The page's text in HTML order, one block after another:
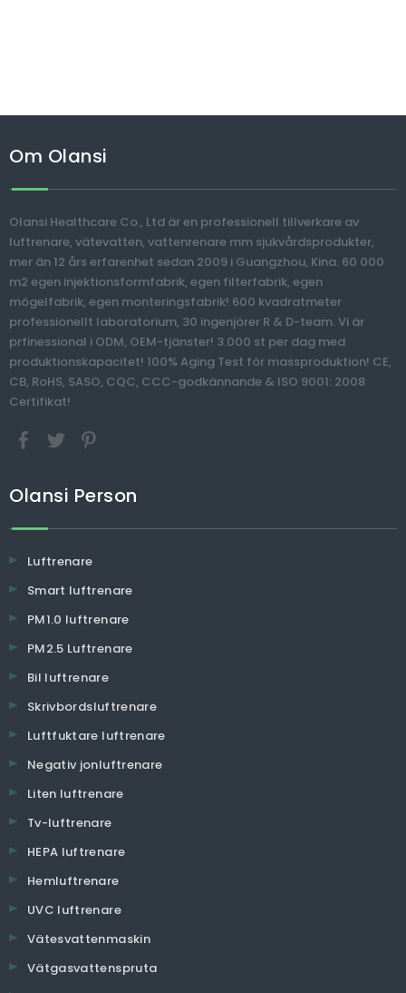
Om Olansi
Olansi Healthcare Co., Ltd är en professionell tillverkare av
luftrenare, vätevatten, vattenrenare mm sjukvårdsprodukter,
mer än 12 års erfarenhet sedan 2009 i Guangzhou, Kina. 60 000
m2 egen injektionsformfabrik, egen filterfabrik, egen
mögelfabrik, egen monteringsfabrik! 600 kvadratmeter
professionellt laboratorium, 30 ingenjörer R & D-team. Vi är
prfinessional i ODM, OEM-tjänster! 3.000 st per dag med
produktionskapacitet! 100% Aging Test för massproduktion! CE,
CB, RoHS, SASO, CQC, CCC-godkännande & ISO 9001: 2008
Certifikat!
Olansi Person
Luftrenare
Smart luftrenare
PM1.0 luftrenare
PM2.5 Luftrenare
Bil luftrenare
Skrivbordsluftrenare
Luftfuktare luftrenare
Negativ jonluftrenare
Liten luftrenare
Tv-luftrenare
HEPA luftrenare
Hemluftrenare
UVC luftrenare
Vätesvattenmaskin
Vätgasvattenspruta